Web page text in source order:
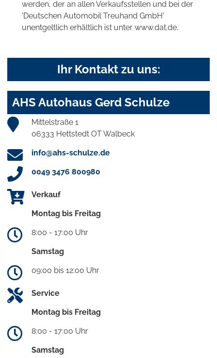
werden, der an allen Verkaufsstellen und bei der
'Deutschen Automobil Treuhand GmbH'
unentgeltlich erhältlich ist unter www.dat.de.
Ihr Kontakt zu uns:
AHS Autohaus Gerd Schulze
Mittelstraße 1
06333 Hettstedt OT Walbeck
info@ahs-schulze.de
0049 3476 800980
Verkauf
Montag bis Freitag
8:00 - 17:00 Uhr
Samstag
09:00 bis 12:00 Uhr
Service
Montag bis Freitag
8:00 - 17:00 Uhr
Samstag